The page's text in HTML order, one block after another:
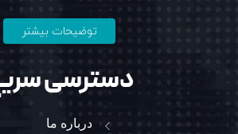
توضیحات بیشتر
دسترسی
درباره ما